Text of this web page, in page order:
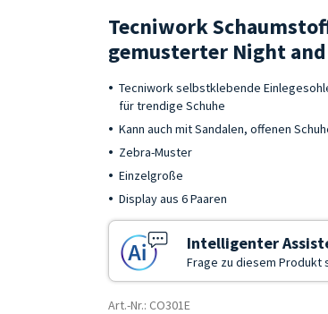
Tecniwork
gemusterter Night and
Tecniwork selbstklebende
für trendige Schuhe
Kann auch mit Sandalen, offenen
Zebra-Muster
Einzelgroße
Display aus 6 Paaren
Intelligenter
Frage zu diesem Produkt
Art.-Nr.: CO301E